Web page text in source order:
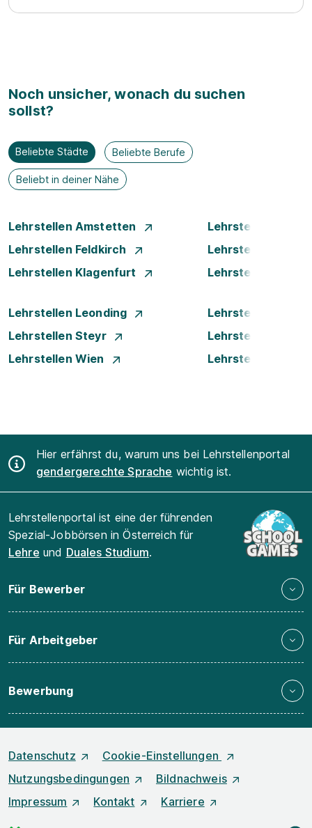
Noch unsicher, wonach du suchen
sollst?
Beliebte Städte Beliebte Berufe
Beliebt in deiner Nähe
Lehrstellen Amstetten
Lehrstellen
Lehrstellen Feldkirch
Lehrstellen Graz
Lehrstellen Klagenfurt
Lehrstellen
Lehrstellen Leonding
Lehrstellen Linz
Lehrstellen Steyr
Lehrstellen Traun
Lehrstellen Wien
Lehrstellen
Hier erfährst du, warum uns bei Lehrstellenportal
gendergerechte Sprache wichtig ist.
Lehrstellenportal ist eine der führenden
Spezial-Jobbörsen in Österreich für
Lehre und Duales Studium.
Für Bewerber
Für Arbeitgeber
Bewerbung
Datenschutz
Cookie-Einstellungen
Nutzungsbedingungen
Bildnachweis
Impressum
Kontakt Karriere